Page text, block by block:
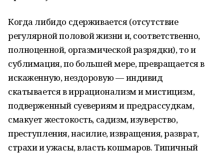
Когда либидо сдерживается (отсутствие
регулярной половой жизни и, соответственно,
полноценной, оргазмической разрядки), то и
сублимация, по большей мере, превращается в
искаженную, нездоровую — индивид
скатывается в иррационализм и мистицизм,
подверженный суевериям и предрассудкам,
смакует жестокость, садизм, изуверство,
преступления, насилие, извращения, разврат,
страхи и ужасы, власть кошмаров. Типичный